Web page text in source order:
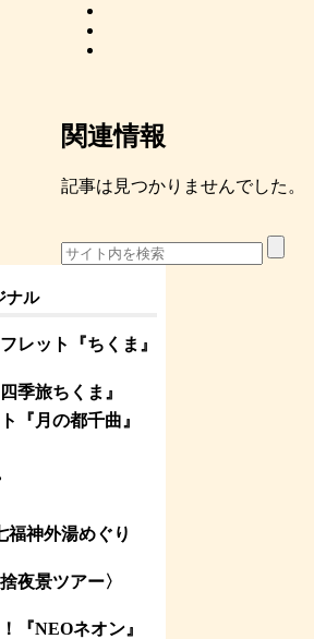
関連情報
記事は見つかりませんでした。
ナル
レット 『ちくま 』
季旅ちくま』
『月の都千曲 』
福神外湯めぐり
夜景ツアー〉
『NEOネオン』